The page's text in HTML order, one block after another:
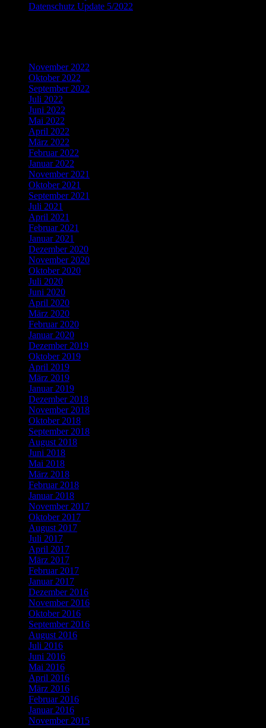
Datenschutz Update 5/2022
November 2022
Oktober 2022
September 2022
Juli 2022
Juni 2022
Mai 2022
April 2022
März 2022
Februar 2022
Januar 2022
November 2021
Oktober 2021
September 2021
Juli 2021
April 2021
Februar 2021
Januar 2021
Dezember 2020
November 2020
Oktober 2020
Juli 2020
Juni 2020
April 2020
März 2020
Februar 2020
Januar 2020
Dezember 2019
Oktober 2019
April 2019
März 2019
Januar 2019
Dezember 2018
November 2018
Oktober 2018
September 2018
August 2018
Juni 2018
Mai 2018
März 2018
Februar 2018
Januar 2018
November 2017
Oktober 2017
August 2017
Juli 2017
April 2017
März 2017
Februar 2017
Januar 2017
Dezember 2016
November 2016
Oktober 2016
September 2016
August 2016
Juli 2016
Juni 2016
Mai 2016
April 2016
März 2016
Februar 2016
Januar 2016
November 2015